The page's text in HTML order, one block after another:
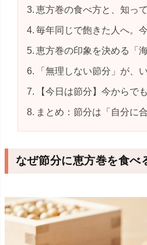
恵方巻の食べ方と、知っ
毎年同じで飽きた人へ。
恵方巻の印象を決める「
「無理しない節分」が、
【今日は節分】今からで
まとめ：節分は「自分に
なぜ節分に恵方巻を食べ